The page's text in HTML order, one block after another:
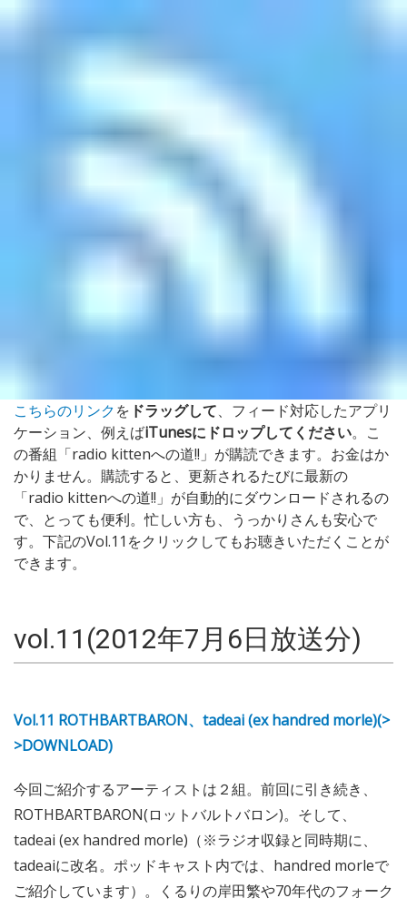
こちらのリンクを ドラッグして、フィード対応したアプリ
ケーション、例えばiTunesにドロップしてください。こ
の番組「radio kittenへの道!!」が購読できます。お金はか
かりません。購読すると、更新されるたびに最新の
「radio kittenへの道!!」が自動的にダウンロードされるの
で、とっても便利。忙しい方も、うっかりさんも安心で
す。下記のVol.11をクリックしてもお聴きいただくことが
できます。
vol.11(2012年7月6日放送分)
Vol.11 ROTHBARTBARON、tadeai (ex handred morle)(>
>DOWNLOAD)
今回ご紹介するアーティストは２組。前回に引き続き、
ROTHBARTBARON(ロットバルトバロン)。そして、
tadeai (ex handred morle)（※ラジオ収録と同時期に、
tadeaiに改名。ポッドキャスト内では、handred morleで
ご紹介しています）。くるりの岸田繁や70年代のフォーク